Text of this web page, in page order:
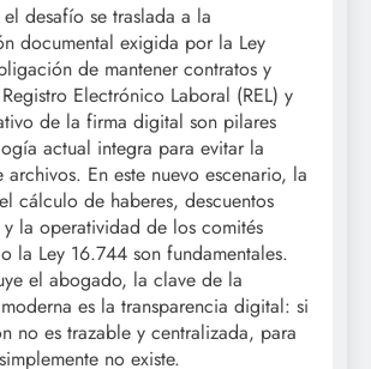
desafío se traslada a la
documental exigida por la Ley
de mantener contratos y
Electrónico Laboral (REL) y
de la firma digital son pilares
actual integra para evitar la
archivos. En este nuevo escenario, la
cálculo de haberes, descuentos
y la operatividad de los comités
la Ley 16.744 son fundamentales.
el abogado, la clave de la
es la transparencia digital: si
no es trazable y centralizada, para
no existe.